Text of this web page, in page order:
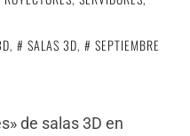
, SALAS 3D, SEPTIEMBRE
de salas 3D en